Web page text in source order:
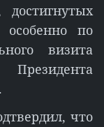
достигнутых
особенно по
визита
что